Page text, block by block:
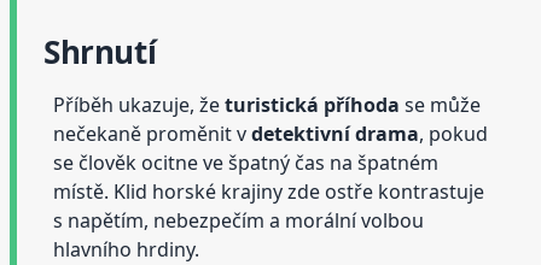
Shrnutí
Příběh ukazuje, žeturistická příhoda se může
nečekaně proměnit vdetektivní drama, pokud
se člověk ocitne ve špatný čas na špatném
místě. Klid horské krajiny zde ostře kontrastuje
s napětím, nebezpečím a morální volbou
hlavního hrdiny.